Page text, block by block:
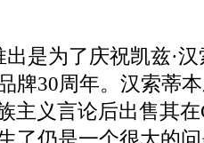
是为了庆祝凯兹·汉
牌30周年。汉索蒂
主义言论后出售其